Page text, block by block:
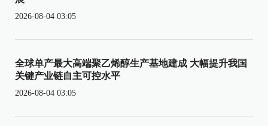
2026-08-04 03:05
全球单产最大高端聚乙烯醇生产基地建成 大幅提升我国
关键产业链自主可控水平
2026-08-04 03:05